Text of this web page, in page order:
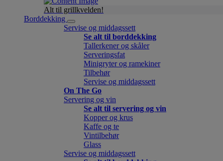
Alt til grillkvelden!
Borddekking
Servise og middagssett
Se alt til borddekking
Tallerkener og skåler
Serveringsfat
Minigryter og ramekiner
Tilbehør
Servise og middagssett
On The Go
Servering og vin
Se alt til servering og vin
Kopper og krus
Kaffe og te
Vintilbehør
Glass
Servise og middagssett